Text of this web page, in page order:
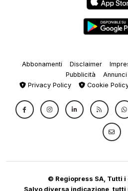
Abbonamenti Disclaimer
Pubblicità
Privacy Policy
Cookie
© Regiopress SA, Tutti
Salvo diversa indicazione,